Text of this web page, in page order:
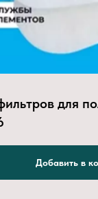
для
Добавить в